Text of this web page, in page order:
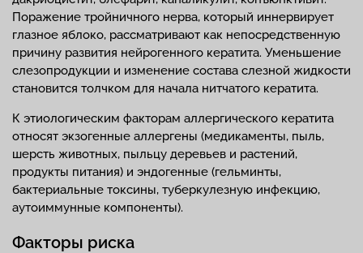
Поражение тройничного нерва, который иннервирует
глазное яблоко, рассматривают как непосредственную
причину развития нейрогенного кератита. Уменьшение
слезопродукции и изменение состава слезной жидкости
становится толчком для начала нитчатого кератита.
К этиологическим факторам аллергического кератита
относят экзогенные аллергены (медикаменты, пыль,
шерсть животных, пыльцу деревьев и растений,
продукты питания) и эндогенные (гельминты,
бактериальные токсины, туберкулезную инфекцию,
аутоиммунные компоненты).
Факторы риска